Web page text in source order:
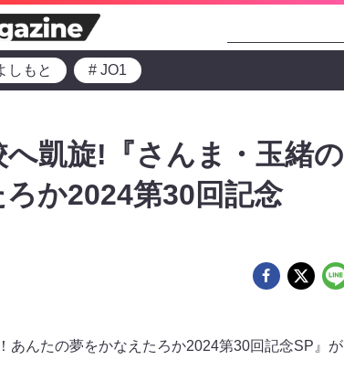
しもと # JO1
凱旋!『さんま・玉緒の
か2024第30回記念
あんたの夢をかなえたろか2024第30回記念SP』が